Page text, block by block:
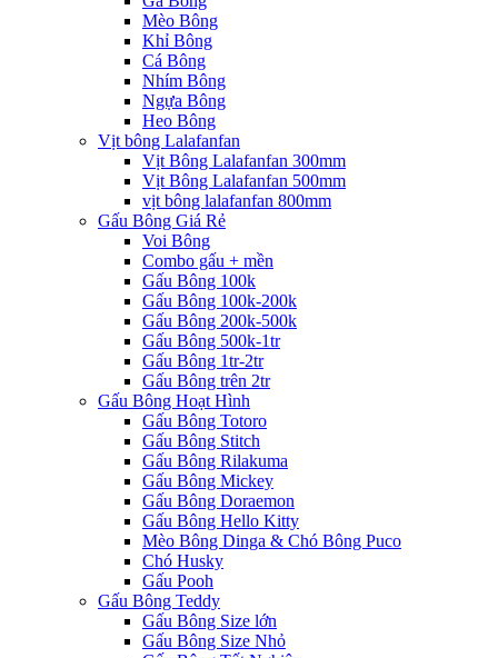
Mèo Bông
Khỉ Bông
Cá Bông
Nhím Bông
Ngựa Bông
Heo Bông
Vịt bông Lalafanfan
Vịt Bông Lalafanfan 300mm
Vịt Bông Lalafanfan 500mm
vịt bông lalafanfan 800mm
Gấu Bông Giá Rẻ
Voi Bông
Combo gấu + mền
Gấu Bông 100k
Gấu Bông 100k-200k
Gấu Bông 200k-500k
Gấu Bông 500k-1tr
Gấu Bông 1tr-2tr
Gấu Bông trên 2tr
Gấu Bông Hoạt Hình
Gấu Bông Totoro
Gấu Bông Stitch
Gấu Bông Rilakuma
Gấu Bông Mickey
Gấu Bông Doraemon
Gấu Bông Hello Kitty
Mèo Bông Dinga & Chó Bông Puco
Chó Husky
Gấu Pooh
Gấu Bông Teddy
Gấu Bông Size lớn
Gấu Bông Size Nhỏ